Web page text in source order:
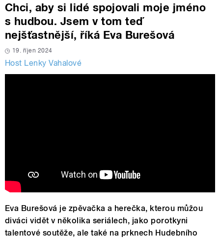
Chci, aby si lidé spojovali moje jméno
s hudbou. Jsem v tom teď
nejšťastnější, říká Eva Burešová
19. říjen 2024
Host Lenky Vahalové
Eva Burešová je zpěvačka a herečka, kterou můžou
diváci vidět v několika seriálech, jako porotkyni
talentové soutěže, ale také na prknech Hudebního